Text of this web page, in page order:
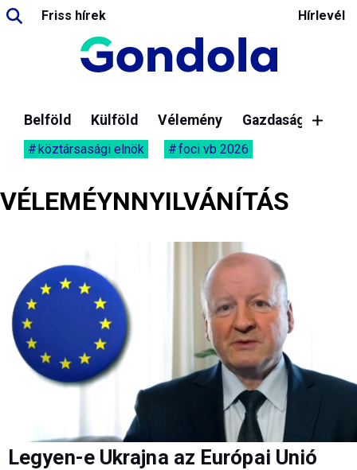
Friss hírek Hírlevél
Belföld Külföld Vélemény Gazdaság
köztársasági elnök foci vb 2026
VÉLEMÉYNNYILVÁNÍTÁS
Legyen-e Ukrajna az Európai Unió